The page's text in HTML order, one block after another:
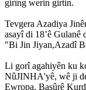
girîng werin girtin.
Tevgera Azadiya
asayî di 18’ê
"Bi Jin Jiyan,Azadî
Li gorî agahiyên ku
NûJINHA'yê, wê ji
Ewropa, Başûrê